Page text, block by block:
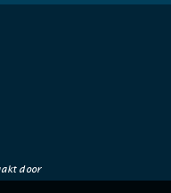
door